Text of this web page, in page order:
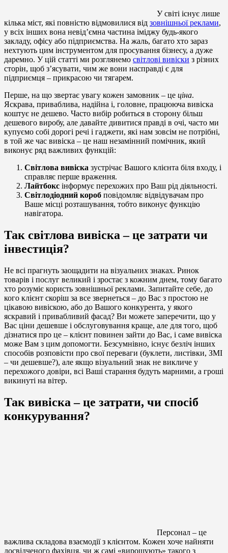
У світі існує лише
кілька міст, які повністю відмовилися від зовнішньої реклами,
у всіх інших вона невід’ємна частина іміджу будь-якого
закладу, офісу або підприємства. На жаль, багато хто зараз
нехтують цим інструментом для просування бізнесу, а дуже
даремно. У цій статті ми розглянемо світлові вивіски з різних
сторін, щоб з’ясувати, чим же вони насправді є для
підприємця – прикрасою чи тягарем.
Перше, на що звертає увагу кожен замовник – це ціна.
Яскрава, приваблива, надійна і, головне, працююча вивіска
коштує не дешево. Часто вибір робиться в сторону більш
дешевого виробу, але давайте дивитися правді в очі, часто ми
купуємо собі дорогі речі і гаджети, які нам зовсім не потрібні,
в той же час вивіска – це наш незамінний помічник, який
виконує ряд важливих функцій:
Світлова вивіска зустрічає Вашого клієнта біля входу, і
справляє перше враження.
Лайтбокс інформує перехожих про Ваш рід діяльності.
Світлодіодний короб повідомляє відвідувачам про
Ваше місці розташування, тобто виконує функцію
навігатора.
Так світлова вивіска – це затрати чи
інвестиція?
Не всі прагнуть заощадити на візуальних знаках. Ринок
товарів і послуг великий і зростає з кожним днем, тому багато
хто розуміє користь зовнішньої реклами. Запитайте себе, до
кого клієнт скоріш за все звернеться – до Вас з простою не
цікавою вивіскою, або до Вашого конкурента, у якого
яскравий і привабливий фасад? Ви можете заперечити, що у
Вас ціни дешевше і обслуговування краще, але для того, щоб
дізнатися про це – клієнт повинен зайти до Вас, і саме вивіска
може Вам з цим допомогти. Безсумнівно, існує безліч інших
способів розповісти про свої переваги (буклети, листівки, ЗМІ
– чи дешевше?), але якщо візуальний знак не викличе у
перехожого довіри, всі Ваші старання будуть марними, а гроші
викинуті на вітер.
Так вивіска – це затрати, чи спосіб
конкурування?
Персонал – це
важлива складова взаємодії з клієнтом. Кожен хоче найняти
досвідченого фахівця, чи ж самі «вирощують» такого з